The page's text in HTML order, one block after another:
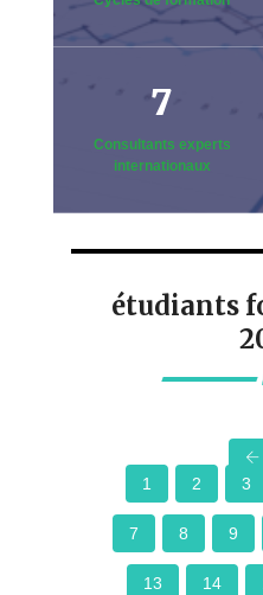
7
Consultants experts
internationaux
étudiants
1
2 3
7 8 9
13 14